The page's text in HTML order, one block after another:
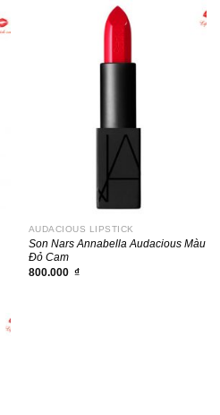
AUDACIOUS LIPSTICK
Son Nars Annabella Audacious Màu
Đỏ Cam
800.000 ₫